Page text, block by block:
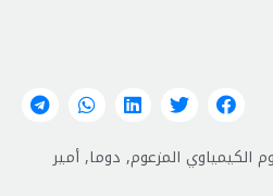
الكيمياوي المزعوم, دوما,أمير